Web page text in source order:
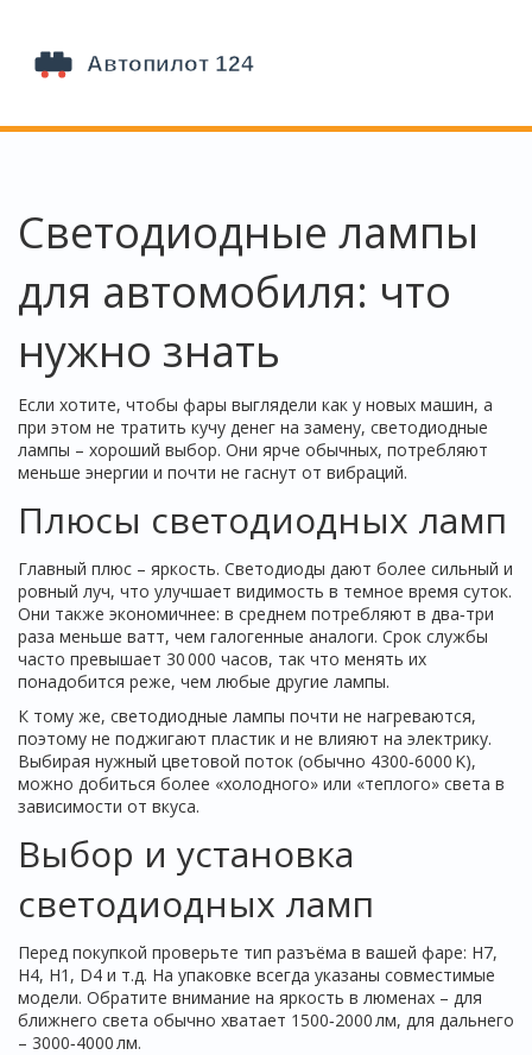
Светодиодные лампы
для автомобиля: что
нужно знать
Если хотите, чтобы фары выглядели как у новых машин, а
при этом не тратить кучу денег на замену, светодиодные
лампы – хороший выбор. Они ярче обычных, потребляют
меньше энергии и почти не гаснут от вибраций.
Плюсы светодиодных ламп
Главный плюс – яркость. Светодиоды дают более сильный и
ровный луч, что улучшает видимость в темное время суток.
Они также экономичнее: в среднем потребляют в два‑три
раза меньше ватт, чем галогенные аналоги. Срок службы
часто превышает 30 000 часов, так что менять их
понадобится реже, чем любые другие лампы.
К тому же, светодиодные лампы почти не нагреваются,
поэтому не поджигают пластик и не влияют на электрику.
Выбирая нужный цветовой поток (обычно 4300‑6000 K),
можно добиться более «холодного» или «теплого» света в
зависимости от вкуса.
Выбор и установка
светодиодных ламп
Перед покупкой проверьте тип разъёма в вашей фаре: H7,
H4, H1, D4 и т.д. На упаковке всегда указаны совместимые
модели. Обратите внимание на яркость в люменах – для
ближнего света обычно хватает 1500‑2000 лм, для дальнего
– 3000‑4000 лм.